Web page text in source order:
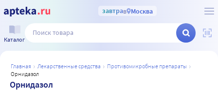
завтрав Москва
Каталог
главная лекарственные средства
противомикробные препараты
орнидазол
Орнидазол